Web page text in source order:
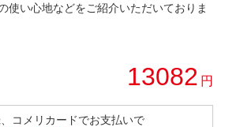
使い心地などをご紹介いただいておりま
13082 円
コメリカードでお支払いで